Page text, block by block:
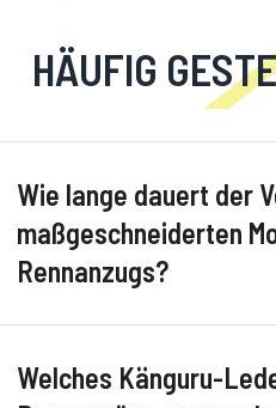
HÄUFIG
Wie lange dauert der
maßgeschneiderten
Rennanzugs?
Welches Känguru-